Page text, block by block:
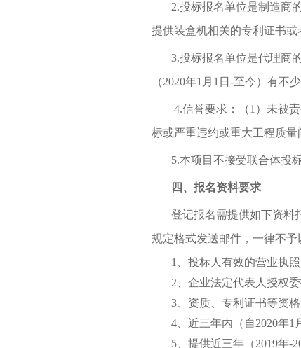
2.投标报名单位是制造商
提供装盒机相关的专利证书或
3.投标报名单位是代理商
（2020年1 月 1 日 -至今）有不
4.信誉要求：（1 ）未被
标或严重违约或重大工程质量
5.本项目不接受联合体投标
四、报名资料要求
登记报名需提供如下资料
规定格式发送邮件，一律不予
1
、投标人有效的营业执照
2 、企业法定代表人授权
3 、资质、专利证书等资
4 、近三年内（ 自2020年1
5 、提供近三年（2019年-